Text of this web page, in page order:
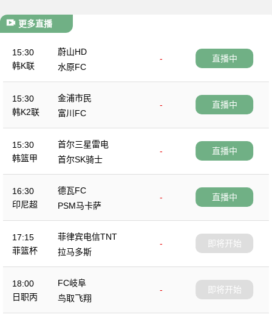
更多直播
15:30
韩K联
蔚山HD
-
水原FC
直播中
15:30
韩K2联
金浦市民
-
富川FC
直播中
15:30
韩篮甲
首尔三星雷电
-
首尔SK骑士
直播中
16:30
印尼超
德瓦FC
-
PSM马卡萨
直播中
17:15
菲篮杯
菲律宾电信TNT
-
拉马多斯
即将开始
18:00
日职丙
FC岐阜
-
鸟取飞翔
即将开始